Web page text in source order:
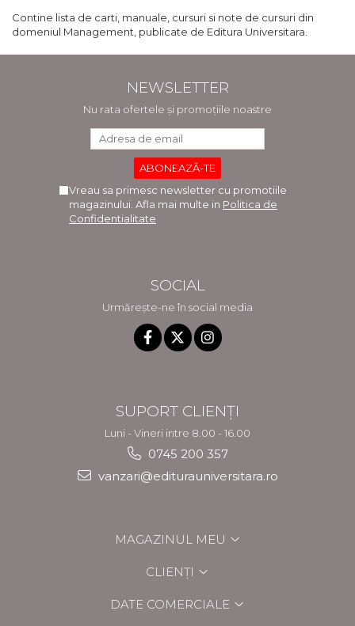
Contine lista de carti, manuale, cursuri si note de cursuri din
domeniul Management, publicate de Editura Universitara.
NEWSLETTER
Nu rata ofertele și promoțiile noastre
Vreau sa primesc newsletter cu promotiile
magazinului. Afla mai multe in Politica de
Confidentialitate
SOCIAL
Urmărește-ne în social media
SUPORT CLIENȚI
Luni - Vineri intre 8.00 - 16.00
0745 200 357
vanzari@editurauniversitara.ro
MAGAZINUL MEU
CLIENȚI
DATE COMERCIALE